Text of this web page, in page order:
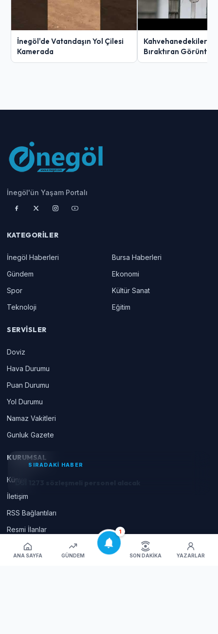
ANA SAYFA GÜNDEM
1
SON DAKIKA YAZARLAR
İnegöl'de Vatandaşın Yol Çilesi
Kamerada
Kahvehanedekiler
Bıraktıran Görüntü!
İnegöl'ün Yaşam Portalı
KATEGORILER
İnegöl Haberleri
Bursa Haberleri
Gündem
Ekonomi
Spor
Kültür Sanat
Teknoloji
Eğitim
SERVISLER
Doviz
Hava Durumu
Puan Durumu
Yol Durumu
Namaz Vakitleri
Gunluk Gazete
KURUMSAL
Künye
İletişim
RSS Bağlantıları
Resmi İlanlar
Çerez Tercihlerini Yönet
SIRADAKİ HABER
DSİ 1273 sözleşmeli personel alacak